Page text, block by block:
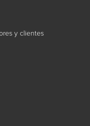
y clientes